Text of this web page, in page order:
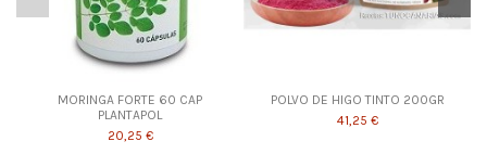
MORINGA FORTE 60 CAP
PLANTAPOL
20,25 €
POLVO DE HIGO TINTO 200GR
41,25 €